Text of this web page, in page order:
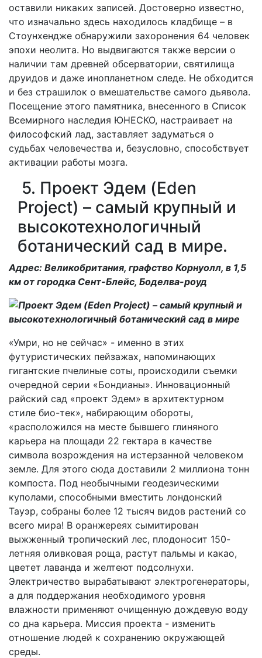
оставили никаких записей. Достоверно известно,
что изначально здесь находилось кладбище – в
Стоунхендже обнаружили захоронения 64 человек
эпохи неолита. Но выдвигаются также версии о
наличии там древней обсерватории, святилища
друидов и даже инопланетном следе. Не обходится
и без страшилок о вмешательстве самого дьявола.
Посещение этого памятника, внесенного в Список
Всемирного наследия ЮНЕСКО, настраивает на
философский лад, заставляет задуматься о
судьбах человечества и, безусловно, способствует
активации работы мозга.
5. Проект Эдем (Eden
Project) – самый крупный и
высокотехнологичный
ботанический сад в мире.
Адрес: Великобритания, графство Корнуолл, в 1,5
км от городка Сент-Блейс, Боделва-роуд
«Умри, но не сейчас» - именно в этих
футуристических пейзажах, напоминающих
гигантские пчелиные соты, происходили съемки
очередной серии «Бондианы». Инновационный
райский сад «проект Эдем» в архитектурном
стиле био-тек», набирающим обороты,
«расположился на месте бывшего глиняного
карьера на площади 22 гектара в качестве
символа возрождения на истерзанной человеком
земле. Для этого сюда доставили 2 миллиона тонн
компоста. Под необычными геодезическими
куполами, способными вместить лондонский
Тауэр, собраны более 12 тысяч видов растений со
всего мира! В оранжереях сымитирован
выжженный тропический лес, плодоносит 150-
летняя оливковая роща, растут пальмы и какао,
цветет лаванда и желтеют подсолнухи.
Электричество вырабатывают электрогенераторы,
а для поддержания необходимого уровня
влажности применяют очищенную дождевую воду
со дна карьера. Миссия проекта - изменить
отношение людей к сохранению окружающей
среды.